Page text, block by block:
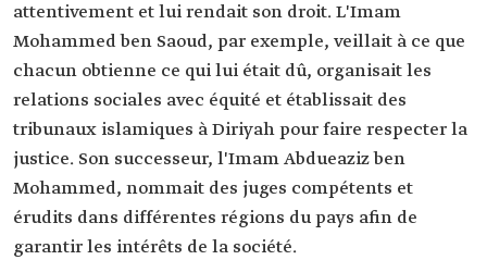
attentivement et lui rendait son droit. L'Imam
Mohammed ben Saoud, par exemple, veillait à ce que
chacun obtienne ce qui lui était dû, organisait les
relations sociales avec équité et établissait des
tribunaux islamiques à Diriyah pour faire respecter la
justice. Son successeur, l'Imam Abdueaziz ben
Mohammed, nommait des juges compétents et
érudits dans différentes régions du pays afin de
garantir les intérêts de la société.